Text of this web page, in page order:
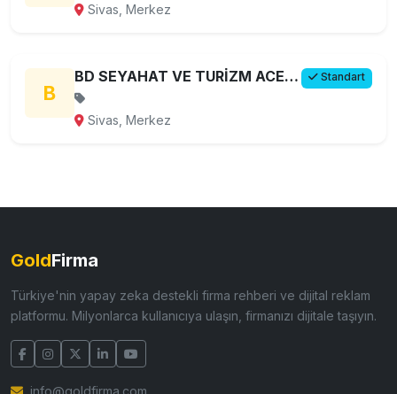
Sivas, Merkez
B
BD SEYAHAT VE TURİZM ACENTESİ LTD. ŞTİ. Standart
Sivas, Merkez
GoldFirma
Türkiye'nin yapay zeka destekli firma rehberi ve dijital reklam
platformu. Milyonlarca kullanıcıya ulaşın, firmanızı dijitale taşıyın.
info@goldfirma.com